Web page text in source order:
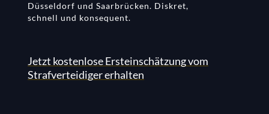
Düsseldorf und Saarbrücken. Diskret,
schnell und konsequent.
Jetzt kostenlose Ersteinschätzung vom
Strafverteidiger erhalten